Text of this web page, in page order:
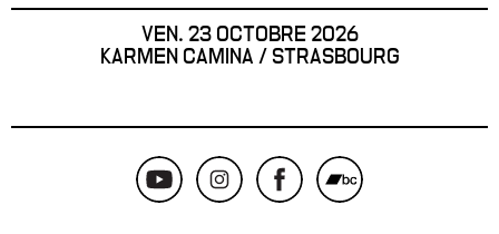
VEN. 23 OCTOBRE 2026
KARMEN CAMINA / STRASBOURG